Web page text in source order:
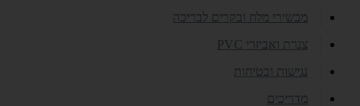
מכשירי מלח ובקרים לבריכה
צנרת ואביזרי PVC
נגישות ובטיחות
מדריכים